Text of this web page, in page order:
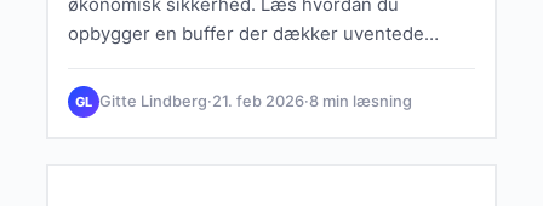
opbygger en buffer der dækker uventede
GL Gitte Lindberg·21. feb 2026·8 min læsning